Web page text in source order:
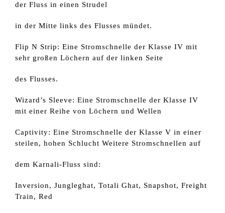
der Fluss in einen Strudel
in der Mitte links des Flusses mündet.
Flip N Strip: Eine Stromschnelle der Klasse IV mit
sehr großen Löchern auf der linken Seite
des Flusses.
Wizard’s Sleeve: Eine Stromschnelle der Klasse IV
mit einer Reihe von Löchern und Wellen
Captivity: Eine Stromschnelle der Klasse V in einer
steilen, hohen Schlucht Weitere Stromschnellen auf
dem Karnali-Fluss sind:
Inversion, Jungleghat, Totali Ghat, Snapshot, Freight
Train, Red